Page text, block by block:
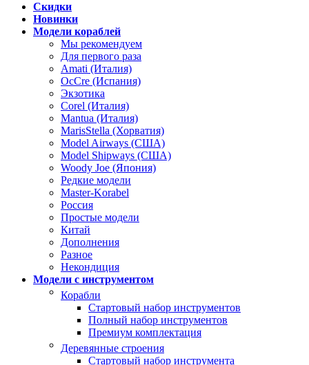
Скидки
Новинки
Модели кораблей
Мы рекомендуем
Для первого раза
Amati (Италия)
OcCre (Испания)
Экзотика
Corel (Италия)
Mantua (Италия)
MarisStella (Хорватия)
Model Airways (США)
Model Shipways (США)
Woody Joe (Япония)
Редкие модели
Master-Korabel
Россия
Простые модели
Китай
Дополнения
Разное
Некондиция
Модели с инструментом
Корабли
Стартовый набор инструментов
Полный набор инструментов
Премиум комплектация
Деревянные строения
Стартовый набор инструмента